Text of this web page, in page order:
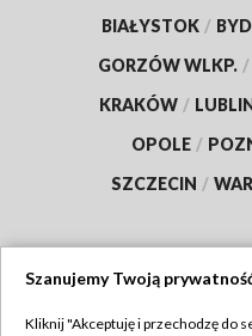
BIAŁYSTOK /
GORZÓW WLKP. /
KRAKÓW /
OPOLE /
SZCZECIN /
Szanujemy Twoją
Kliknij "Akceptuję i przechodzę do